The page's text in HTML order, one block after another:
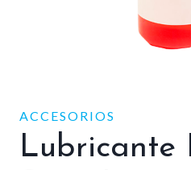
ACCESORIOS
Lubricante